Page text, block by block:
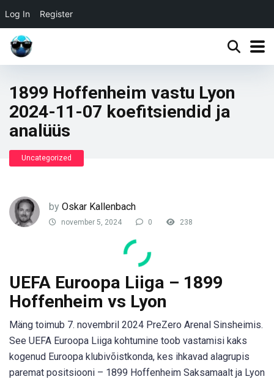
Log In Register
1899 Hoffenheim vastu Lyon
2024-11-07 koefitsiendid ja
analüüs
Uncategorized
by Oskar Kallenbach
november 5, 2024 0 238
UEFA Euroopa Liiga – 1899
Hoffenheim vs Lyon
Mäng toimub 7. novembril 2024 PreZero Arenal Sinsheimis.
See UEFA Euroopa Liiga kohtumine toob vastamisi kaks
kogenud Euroopa klubivõistkonda, kes ihkavad alagrupis
paremat positsiooni – 1899 Hoffenheim Saksamaalt ja Lyon